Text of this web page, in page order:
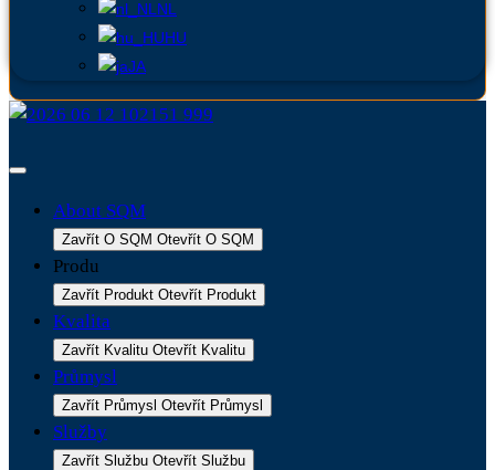
NL
HU
JA
About SQM
Zavřít O SQM Otevřít O SQM
Produ
Zavřít Produkt Otevřít Produkt
Kvalita
Zavřít Kvalitu Otevřít Kvalitu
Průmysl
Zavřít Průmysl Otevřít Průmysl
Služby
Zavřít Službu Otevřít Službu